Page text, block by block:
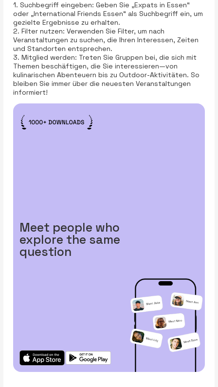
1. Suchbegriff eingeben: Geben Sie „Expats in Essen“
oder „International Friends Essen“ als Suchbegriff ein, um
gezielte Ergebnisse zu erhalten.
2. Filter nutzen: Verwenden Sie Filter, um nach
Veranstaltungen zu suchen, die Ihren Interessen, Zeiten
und Standorten entsprechen.
3. Mitglied werden: Treten Sie Gruppen bei, die sich mit
Themen beschäftigen, die Sie interessieren—von
kulinarischen Abenteuern bis zu Outdoor-Aktivitäten. So
bleiben Sie immer über die neuesten Veranstaltungen
informiert!
Meet people who
explore the same
question